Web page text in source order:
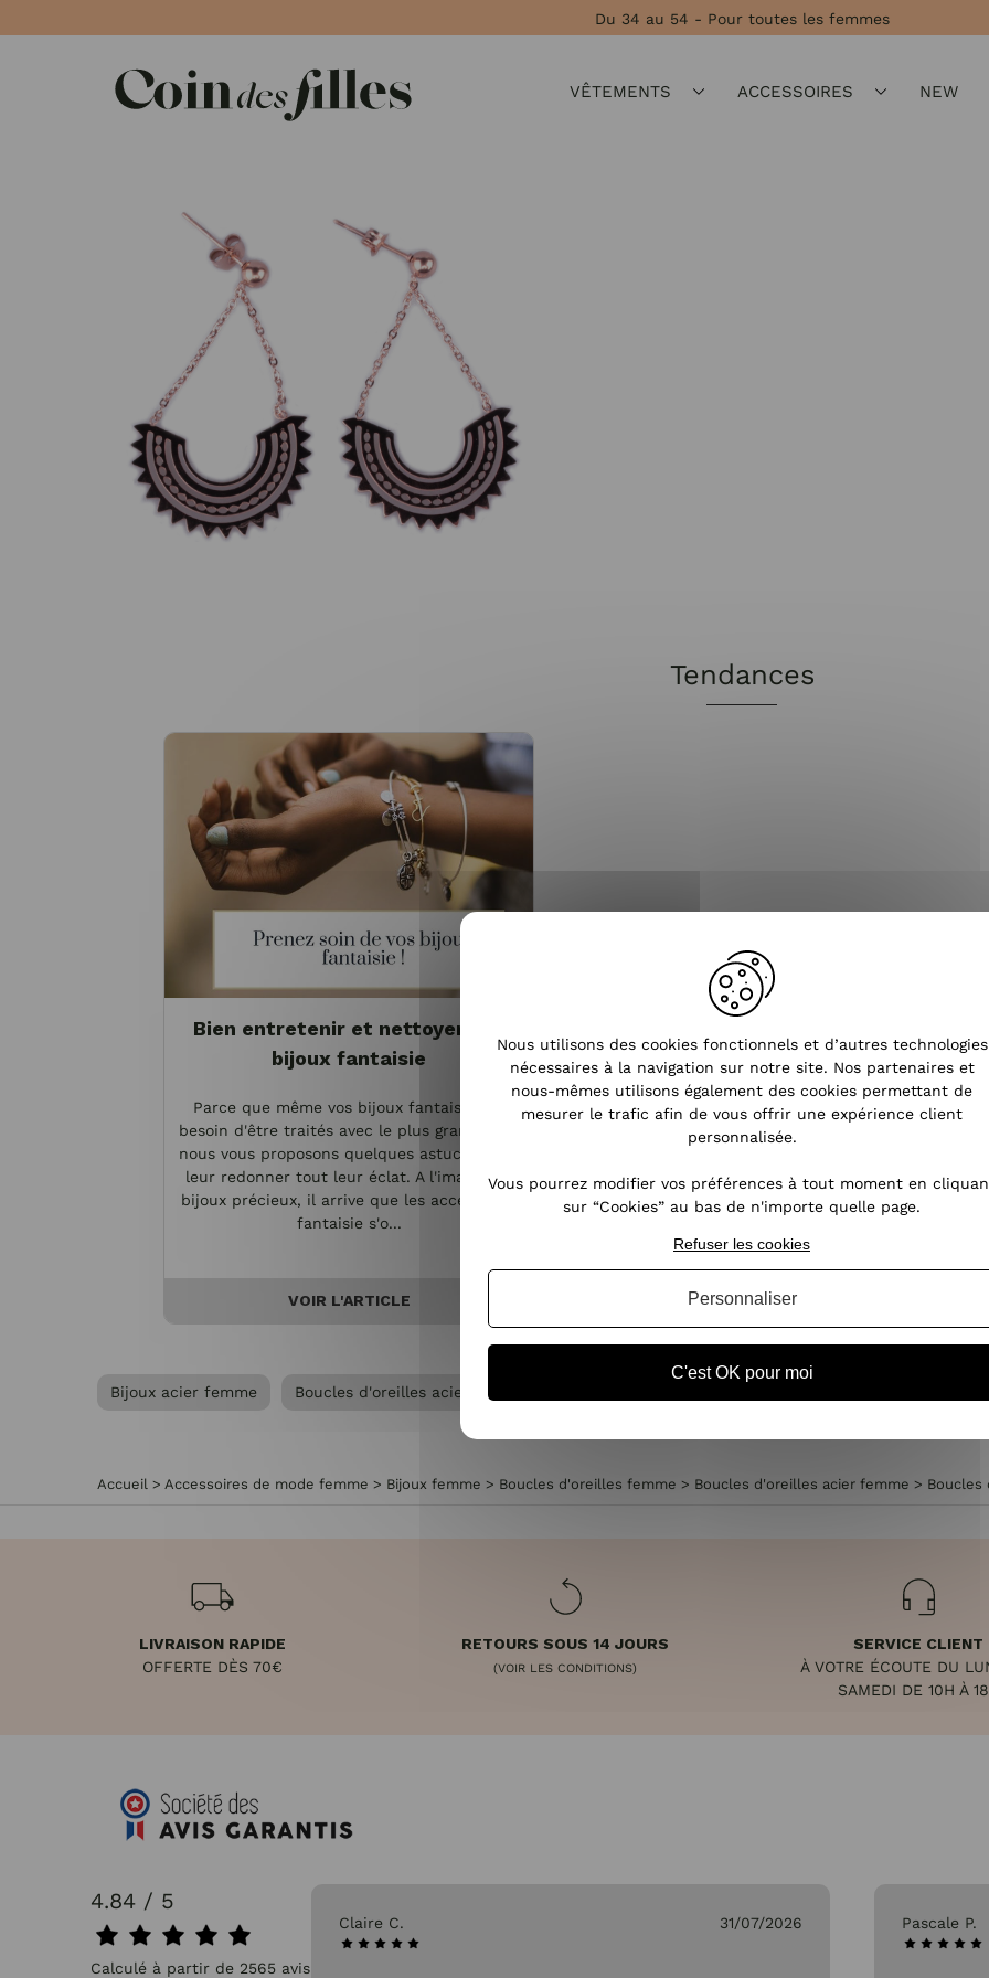
Du 34 au 54 - Pour toutes les femmes
VÊTEMENTS ACCESSOIRES NEW
Tendances
Bien entretenir et nettoyer vos
bijoux fantaisie
Parce que même vos bijoux fantaisie ont
besoin d'être traités avec le plus grand soin,
nous vous proposons quelques astuces pour
leur redonner tout leur éclat. A l'image des
bijoux précieux, il arrive que les accessoires
fantaisie s'o...
VOIR L'ARTICLE
Bijoux acier femme Boucles d'oreilles acier femme
Accueil > Accessoires de mode femme > Bijoux femme > Boucles d'oreilles femme > Boucles d'oreilles acier femme > Boucles
LIVRAISON RAPIDE
OFFERTE DÈS 70€
RETOURS SOUS 14 JOURS
(VOIR LES CONDITIONS)
SERVICE CLIENT
À VOTRE ÉCOUTE DU
SAMEDI DE 10H À
4.84 / 5
Calculé à partir de 2565 avis.
31/07/2026 Claire C. 31/07/2026 Pascale P.
Nous utilisons des cookies fonctionnels et d’autres technologies
nécessaires à la navigation sur notre site. Nos partenaires et
nous-mêmes utilisons également des cookies permettant de
mesurer le trafic afin de vous offrir une expérience client
personnalisée.
Vous pourrez modifier vos préférences à tout moment en
sur “Cookies” au bas de n'importe quelle page.
C'est OK pour moi
Refuser les cookies
Personnaliser